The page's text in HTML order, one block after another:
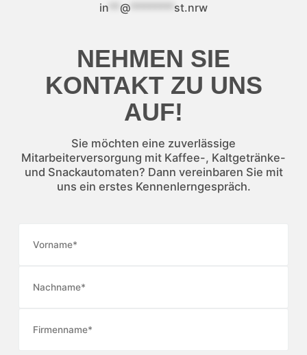
in
@ st.nrw
NEHMEN SIE
KONTAKT ZU UNS
AUF!
Sie möchten eine zuverlässige
Mitarbeiterversorgung mit Kaffee-, Kaltgetränke-
und Snackautomaten? Dann vereinbaren Sie mit
uns ein erstes Kennenlerngespräch.